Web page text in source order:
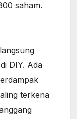
saham.
DIY. Ada
terkena